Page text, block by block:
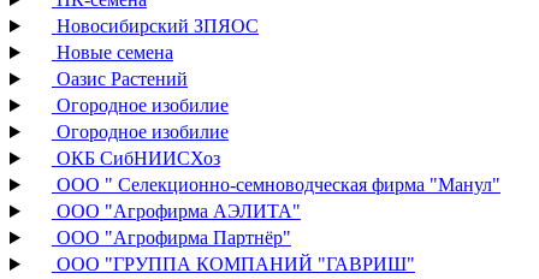
Новосибирский ЗПЯОС
Новые семена
Оазис Растений
Огородное изобилие
Огородное изобилие
ОКБ СибНИИСХоз
ООО " Селекционно-семноводческая фирма "Манул"
ООО "Агрофирма АЭЛИТА"
ООО "Агрофирма Партнёр"
ООО "ГРУППА КОМПАНИЙ "ГАВРИШ"